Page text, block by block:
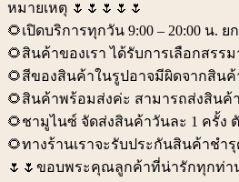
หมายเหตุ 🌷🌷🌷🌷🌷
🌻เปิดบริการทุกวัน 9:00 – 20:00 น. ย
🌻สินค้าของเรา ได้รับการเลือกสรร
🌻สีของสินค้าในรูปอาจมีผิดจากสิน
🌻สินค้าพร้อมส่งค่ะ สามารถส่งสินค้
🌻ชามูไนซ์ จัดส่งสินค้าวันละ 1 ครั้ง ตั
🌻ทางร้านเราจะรับประกันสินค้าช
🌷🌷ขอบพระคุณลูกค้าที่น่ารักทุกท่า